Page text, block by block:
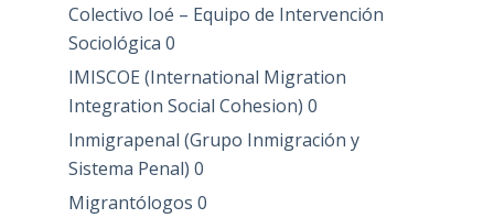
Colectivo Ioé – Equipo de Intervención
Sociológica 0
IMISCOE (International Migration
Integration Social Cohesion) 0
Inmigrapenal (Grupo Inmigración y
Sistema Penal) 0
Migrantólogos 0